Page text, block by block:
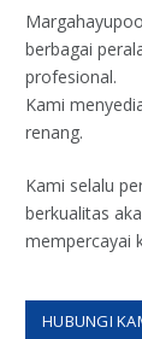
berbagai
profesional.
Kami
renang.
Kami selalu
berkualitas
mempercayai
HUBUNGI